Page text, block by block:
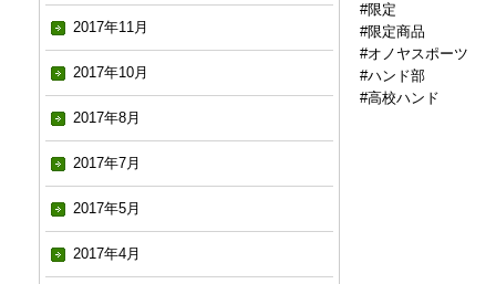
2017年11月
2017年10月
2017年8月
2017年7月
2017年5月
2017年4月
#限定
#限定商品
#オノヤスポーツ
#ハンド部
#高校ハンド